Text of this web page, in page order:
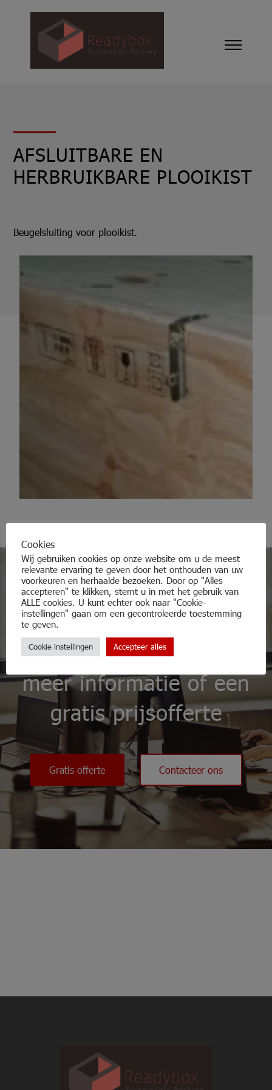
AFSLUITBARE EN
HERBRUIKBARE PLOOIKIST
Beugelsluiting voor plooikist.
Aarzel niet en
contacteer ons voor
meer informatie of een
gratis prijsofferte
Gratis offerte Contacteer ons
Cookies
Wij gebruiken cookies op onze website om u de meest
relevante ervaring te geven door het onthouden van uw
voorkeuren en herhaalde bezoeken. Door op "Alles
accepteren" te klikken, stemt u in met het gebruik van
ALLE cookies. U kunt echter ook naar "Cookie-
instellingen" gaan om een gecontroleerde toestemming
te geven.
Cookie instellingen Accepteer alles